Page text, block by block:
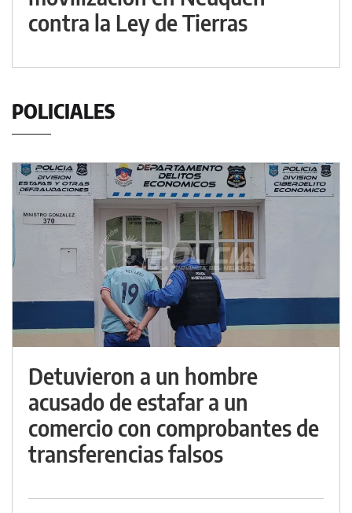
contra la Ley de Tierras
POLICIALES
Detuvieron a un hombre
acusado de estafar a un
comercio con comprobantes de
transferencias falsos